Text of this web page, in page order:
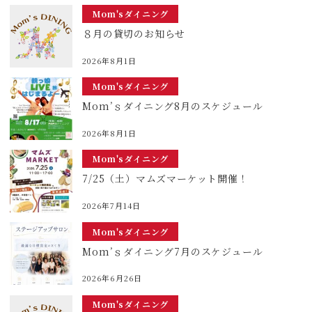
Mom'sダイニング
８月の貸切のお知らせ
2026年8月1日
Mom'sダイニング
Mom’ｓダイニング8月のスケジュール
2026年8月1日
Mom'sダイニング
7/25（土）マムズマーケット開催！
2026年7月14日
Mom'sダイニング
Mom’ｓダイニング7月のスケジュール
2026年6月26日
Mom'sダイニング